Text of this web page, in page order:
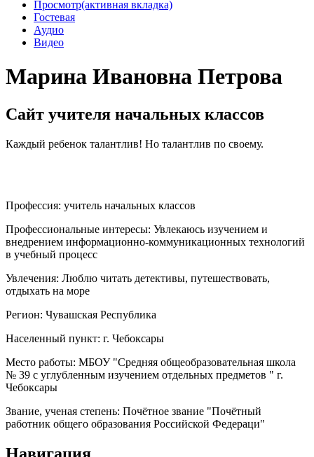
Просмотр(активная вкладка)
Гостевая
Аудио
Видео
Марина Ивановна Петрова
Сайт учителя начальных классов
Каждый ребенок талантлив! Но талантлив по своему.
Профессия: учитель начальных классов
Профессиональные интересы: Увлекаюсь изучением и
внедрением информационно-коммуникационных технологий
в учебный процесс
Увлечения: Люблю читать детективы, путешествовать,
отдыхать на море
Регион: Чувашская Республика
Населенный пункт: г. Чебоксары
Место работы: МБОУ "Средняя общеобразовательная школа
№ 39 с углубленным изучением отдельных предметов " г.
Чебоксары
Звание, ученая степень: Почётное звание "Почётный
работник общего образования Российской Федераци"
Навигация